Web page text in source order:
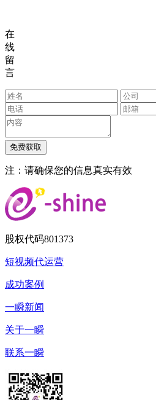
在
线
留
言
注：请确保您的信息真实有效
股权代码801373
短视频代运营
成功案例
一瞬新闻
关于一瞬
联系一瞬